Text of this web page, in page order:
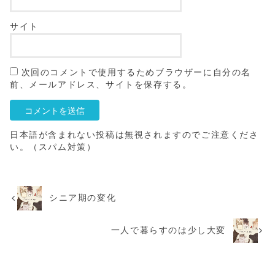
サイト
次回のコメントで使用するためブラウザーに自分の名
前、メールアドレス、サイトを保存する。
日本語が含まれない投稿は無視されますのでご注意くださ
い。（スパム対策）
シニア期の変化
一人で暮らすのは少し大変